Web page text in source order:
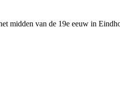
midden van de 19e eeuw in